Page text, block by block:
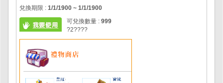
兌換期限 : 1/1/1900 ~ 1/1/1900
可兌換數量 : 999
?2????